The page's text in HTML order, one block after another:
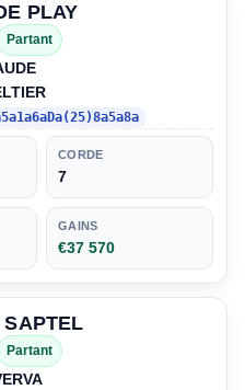
PLAY
Partant
CORDE
7
GAINS
€37 570
Partant